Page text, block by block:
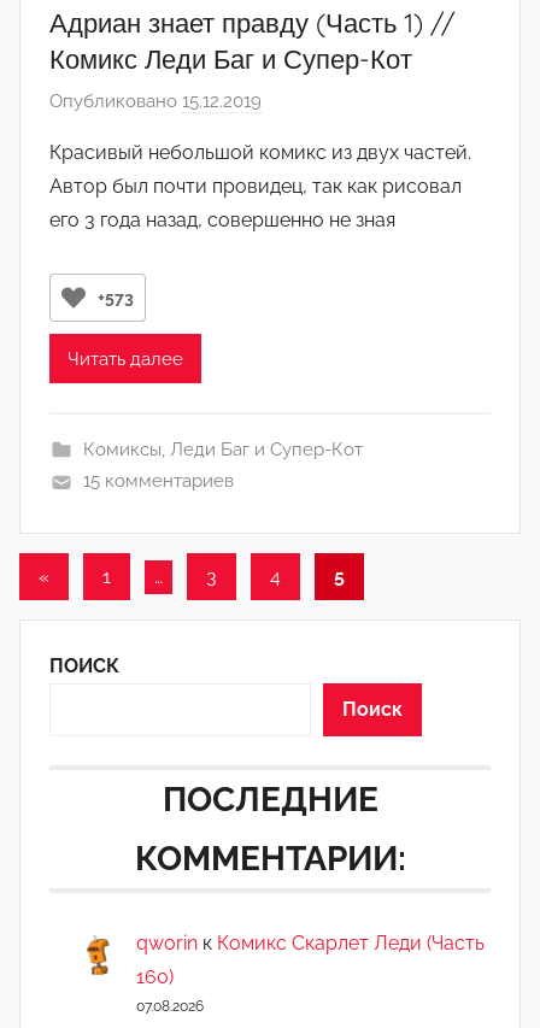
и
Адриан знает правду (Часть 1) //
Комикс Леди Баг и Супер-Кот
Опубликовано 15.12.2019
т
о
р
(
д
к
д
и
Красивый небольшой комикс из двух частей.
Автор был почти провидец, так как рисовал
его 3 года назад, совершенно не зная
+573
Читать далее
Комиксы, Леди Баг и Супер-Кот
15 комментариев
Пагинация
записей
«Предыдущие
1 … 3 4 5
ПОИСК
Поиск
ПОСЛЕДНИЕ
КОММЕНТАРИИ:
qworin к Комикс Скарлет Леди (Часть
160)
07.08.2026